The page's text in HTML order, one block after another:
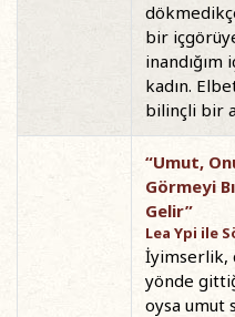
bir
inandığım
kadın.
bilinçli bir
“Umut,
Görmeyi
Gelir”
Lea Ypi ile
İyimserlik,
yönde
oysa umut